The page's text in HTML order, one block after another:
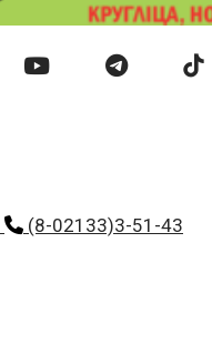
(8-02133)3-51-43